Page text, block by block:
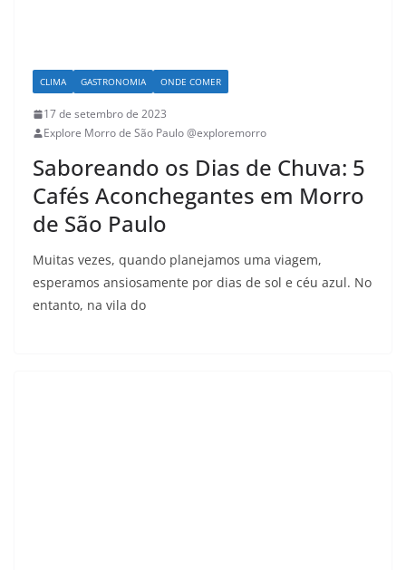
CLIMA GASTRONOMIA ONDE COMER
17 de setembro de 2023
Explore Morro de São Paulo @exploremorro
Saboreando os Dias de Chuva: 5
Cafés Aconchegantes em Morro
de São Paulo
Muitas vezes, quando planejamos uma viagem,
esperamos ansiosamente por dias de sol e céu azul. No
entanto, na vila do